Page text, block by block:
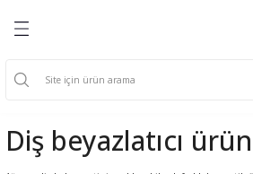
ve Gargara
Takviyeleri
Ürünleri
Losyon
Ve Temizlik
Yetişkin Ürünleri
Diş beyazlatıcı